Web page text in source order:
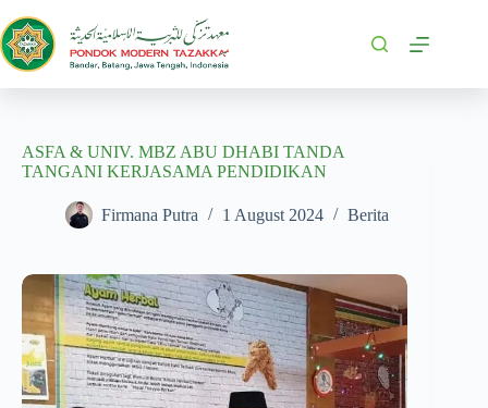
ASFA & UNIV. MBZ ABU DHABI TANDA
TANGANI KERJASAMA PENDIDIKAN
Firmana Putra 1 August 2024 Berita